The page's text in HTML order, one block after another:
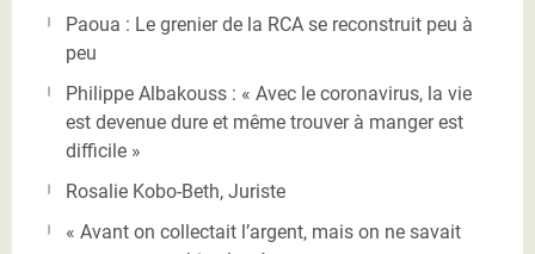
Paoua : Le grenier de la RCA se reconstruit peu à
peu
Philippe Albakouss : « Avec le coronavirus, la vie
est devenue dure et même trouver à manger est
difficile »
Rosalie Kobo-Beth, Juriste
« Avant on collectait l’argent, mais on ne savait